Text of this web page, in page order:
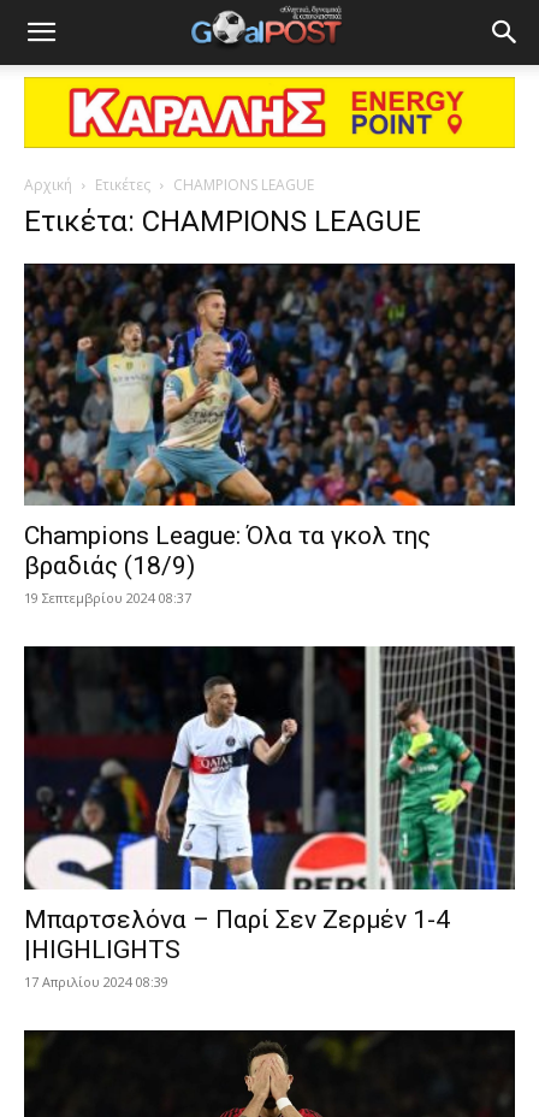
Αρχική Ετικέτες CHAMPIONS LEAGUE
Ετικέτα: CHAMPIONS LEAGUE
Champions League: Όλα τα γκολ της
βραδιάς (18/9)
19 Σεπτεμβρίου 2024 08:37
Μπαρτσελόνα – Παρί Σεν Ζερμέν 1-4
|HIGHLIGHTS
17 Απριλίου 2024 08:39